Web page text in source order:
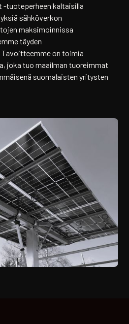
-tuoteperheen kaltaisilla
sähköverkon
maksimoinnissa
täyden
Tavoitteemme on toimia
joka tuo maailman tuoreimmat
suomalaisten yritysten